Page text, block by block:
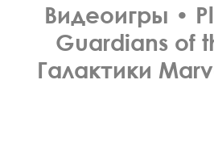
Видеоигры •
Guardians of
Галактики